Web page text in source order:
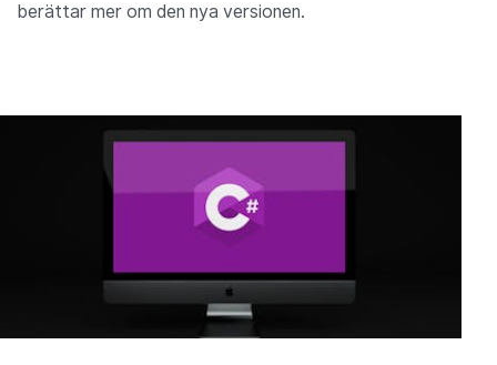
berättar mer om den nya versionen.